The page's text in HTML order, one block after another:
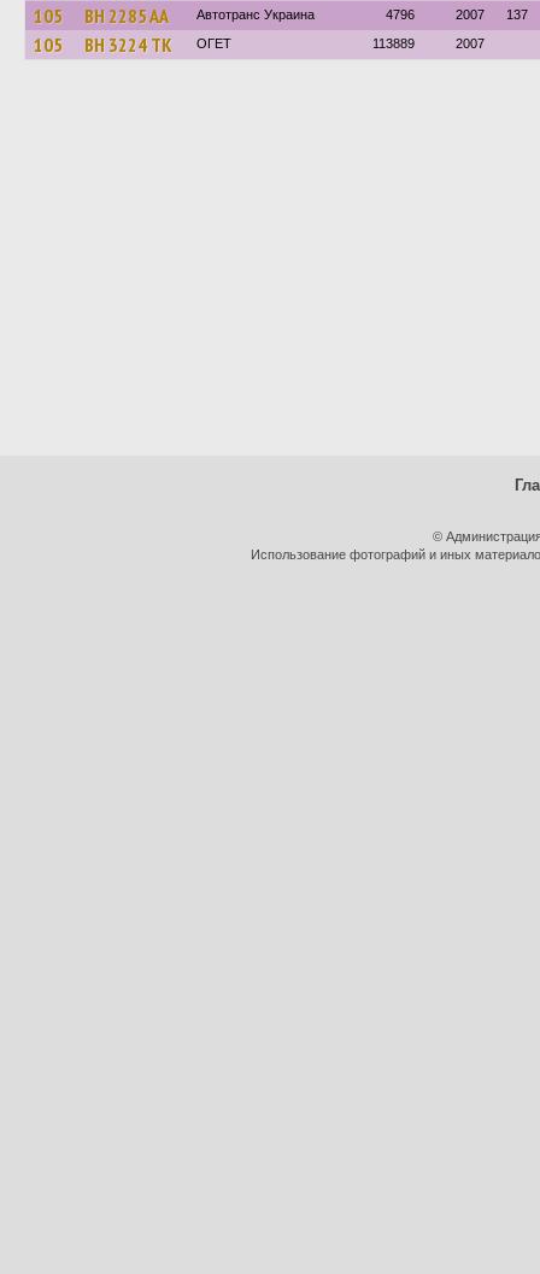
105 BH 2285 AA Автотранс Украина 4796 2007 137
105 BH 3224 TK ОГЕТ 113889 2007
©
Использование фотографий и иных